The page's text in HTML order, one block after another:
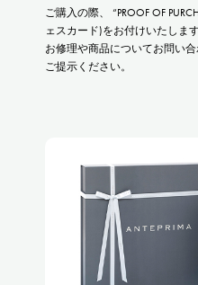
ご購入の際、 “PROOF OF
ェスカード)をお付けいたします
お修理や商品についてお問い
ご提示ください。